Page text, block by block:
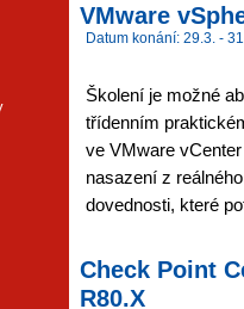
VMware
Datum konání: 29.3. -
Školení je možné
třídenním
ve VMware
nasazení z
dovednosti, které
Check Point
R80.X